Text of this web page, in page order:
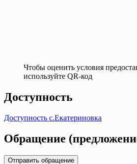
Чтобы оценить условия
используйте QR-код
Доступность
Доступность с.Екатериновка
Обращение